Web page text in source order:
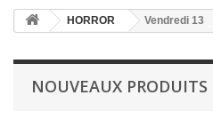
HORROR Vendredi 13
NOUVEAUX PRODUITS